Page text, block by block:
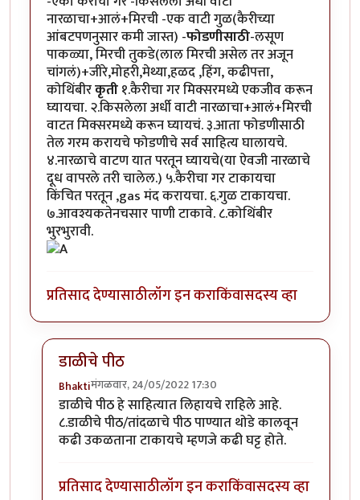
नारळाचा+आलं+मिरची -एक वाटी गुळ(कैरीच्या​
आंबटपणनुसार कमी जास्त) -फोडणीसाठी-लसूण
पाकळ्या, मिरची तुकडे(लाल मिरची असेल तर अजून
चांगलं)+जीरे,मोहरी,मेथ्या,हळद ,हिंग, कढीपत्ता,
कोथिंबीरकृती१.कैरीचा गर मिक्सरमध्ये एकजीव करून
घ्यायचा. २.किसलेला अर्धी वाटी नारळाचा+आलं+मिरची
वाटत मिक्सरमध्ये करून घ्यायचं. ३.आता फोडणीसाठी
तेल गरम करायचे फोडणीचे सर्व साहित्य घालायचे.
४.नारळाचे वाटण यात परतून घ्यायचे(या ऐवजी नारळाचे
दूध वापरले तरी चालेल.) ५.कैरीचा गर टाकायचा
किंचित परतून ,gas मंद करायचा. ६.गुळ टाकायचा.
७.आवश्यकतेनचसार पाणी टाकावे. ८.कोथिंबीर
भुरभुरावी.
प्रतिसाद देण्यासाठीलॉग इन कराकिंवासदस्य व्हा
डाळीचे पीठ
Bhaktiमंगळवार, 24/05/2022 17:30
In reply toकैरीची कढीbyBhakti
डाळीचे पीठ हे साहित्यात लिहायचे राहिले आहे.
८.डाळीचे पीठ/तांदळाचे पीठ पाण्यात थोडे कालवून
कढी उकळताना टाकायचे म्हणजे कढी घट्ट होते.
प्रतिसाद देण्यासाठीलॉग इन कराकिंवासदस्य व्हा